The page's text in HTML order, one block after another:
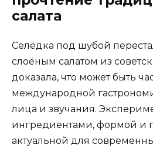
салата
Селёдка под шубой
слоёным салатом из
доказала, что может быть
международной
лица и звучания.
ингредиентами, формой и
актуальной для